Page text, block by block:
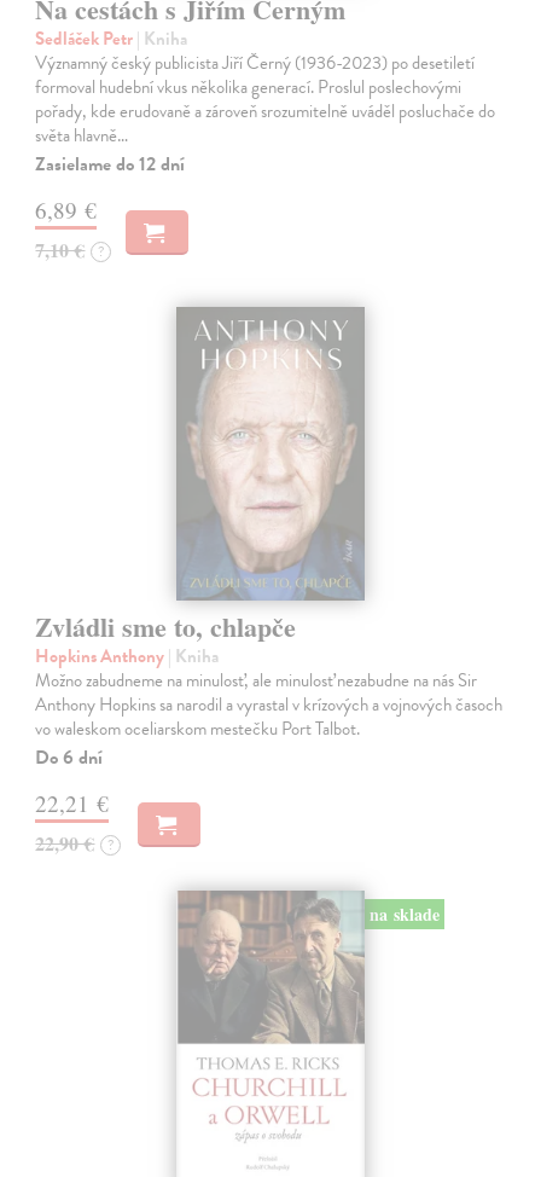
Na cestách s Jiřím Černým
Sedláček Petr| Kniha
Významný český publicista Jiří Černý (1936-2023) po desetiletí
formoval hudební vkus několika generací. Proslul poslechovými
pořady, kde erudovaně a zároveň srozumitelně uváděl posluchače do
světa hlavně…
Zasielame do 12 dní
6,89 €
7,10 € ?
Zvládli sme to, chlapče
Hopkins Anthony| Kniha
Možno zabudneme na minulosť, ale minulosť nezabudne na nás Sir
Anthony Hopkins sa narodil a vyrastal v krízových a vojnových časoch
vo waleskom oceliarskom mestečku Port Talbot.
Do 6 dní
22,21 €
22,90 € ?
na sklade